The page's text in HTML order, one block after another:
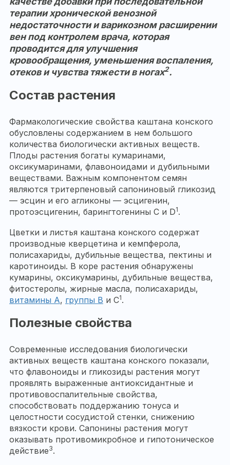
терапии хронической венозной
недостаточности и варикозном расширении
вен под контролем врача, которая
проводится для улучшения
кровообращения, уменьшения воспаления,
отеков и чувства тяжести в ногах2.
Состав растения
Фармакологические свойства каштана конского
обусловлены содержанием в нем большого
количества биологически активных веществ.
Плоды растения богаты кумаринами,
оксикумаринами, флавоноидами и дубильными
веществами. Важным компонентом семян
являются тритерпеновый сапониновый гликозид
— эсцин и его агликоны — эсцигенин,
протоэсцигенин, барингтогенины С и D1.
Цветки и листья каштана конского содержат
производные кверцетина и кемпферола,
полисахариды, дубильные вещества, пектины и
каротиноиды. В коре растения обнаружены
кумарины, оксикумарины, дубильные вещества,
фитостеролы, жирные масла, полисахариды,
витамины A, группы B и C1.
Полезные свойства
Современные исследования биологически
активных веществ каштана конского показали,
что флавоноиды и гликозиды растения могут
проявлять выраженные антиоксидантные и
противовоспалительные свойства,
способствовать поддержанию тонуса и
целостности сосудистой стенки, снижению
вязкости крови. Сапонины растения могут
оказывать противомикробное и гипотоническое
действие3.